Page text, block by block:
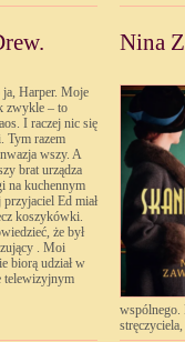
ja, Harper. Moje
zwykle – to
I raczej nic się
Tym razem
wszy. A
brat urządza
na kuchennym
Ed miał
koszykówki.
że był
. Moi
biorą udział w
telewizyjnym
Nina
wspólnego.